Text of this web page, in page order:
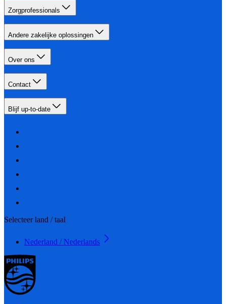
Zorgprofessionals
Andere zakelijke oplossingen
Over ons
Contact
Blijf up-to-date
Selecteer land / taal
Nederland / Nederlands